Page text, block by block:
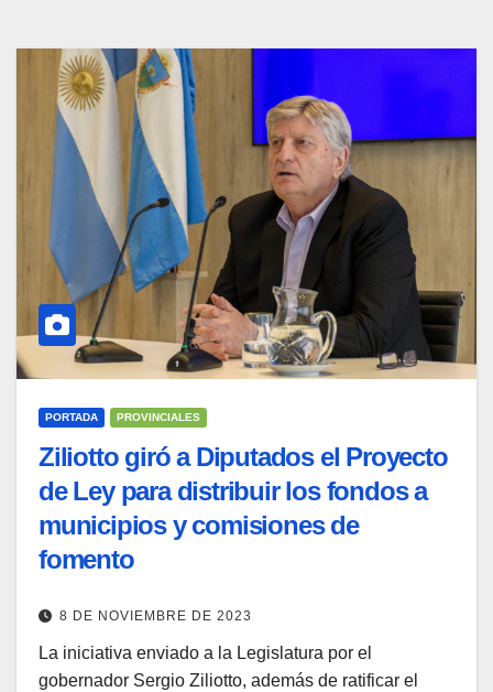
PORTADA PROVINCIALES
Ziliotto giró a Diputados el Proyecto
de Ley para distribuir los fondos a
municipios y comisiones de
fomento
8 DE NOVIEMBRE DE 2023
La iniciativa enviado a la Legislatura por el
gobernador Sergio Ziliotto, además de ratificar el